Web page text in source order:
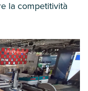
la competitività